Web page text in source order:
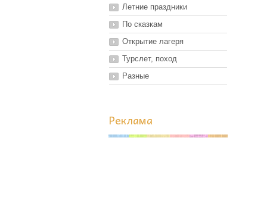
Летние праздники
По сказкам
Открытие лагеря
Турслет, поход
Разные
Реклама